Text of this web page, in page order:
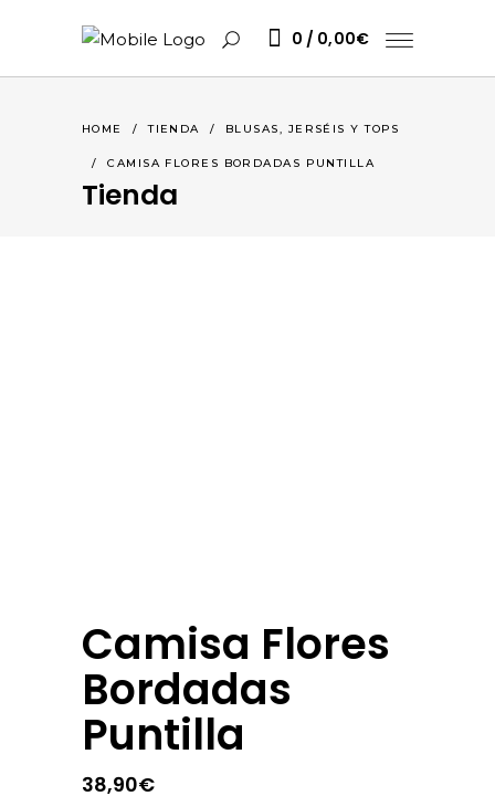
0 0,00€
HOME /TIENDA / BLUSAS, JERSÉIS Y TOPS
/CAMISA FLORES BORDADAS PUNTILLA
Tienda
Camisa Flores
Bordadas
Puntilla
38,90€